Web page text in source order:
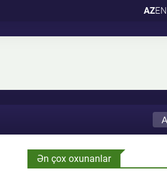
AZEN
Ən çox oxunanlar